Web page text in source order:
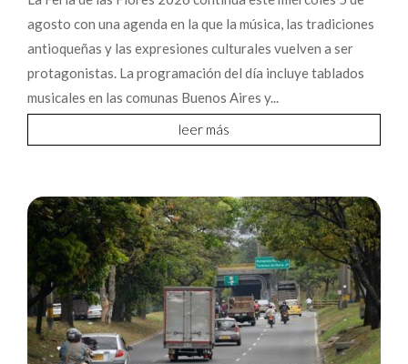
agosto con una agenda en la que la música, las tradiciones
antioqueñas y las expresiones culturales vuelven a ser
protagonistas. La programación del día incluye tablados
musicales en las comunas Buenos Aires y...
leer más